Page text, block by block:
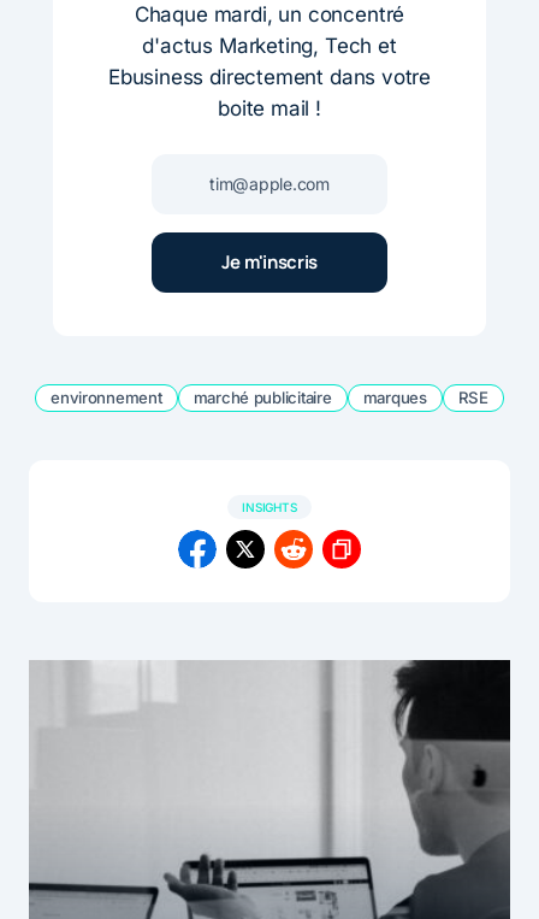
Chaque mardi, un concentré
d'actus Marketing, Tech et
Ebusiness directement dans votre
boite mail !
environnement marché publicitaire marques RSE
INSIGHTS